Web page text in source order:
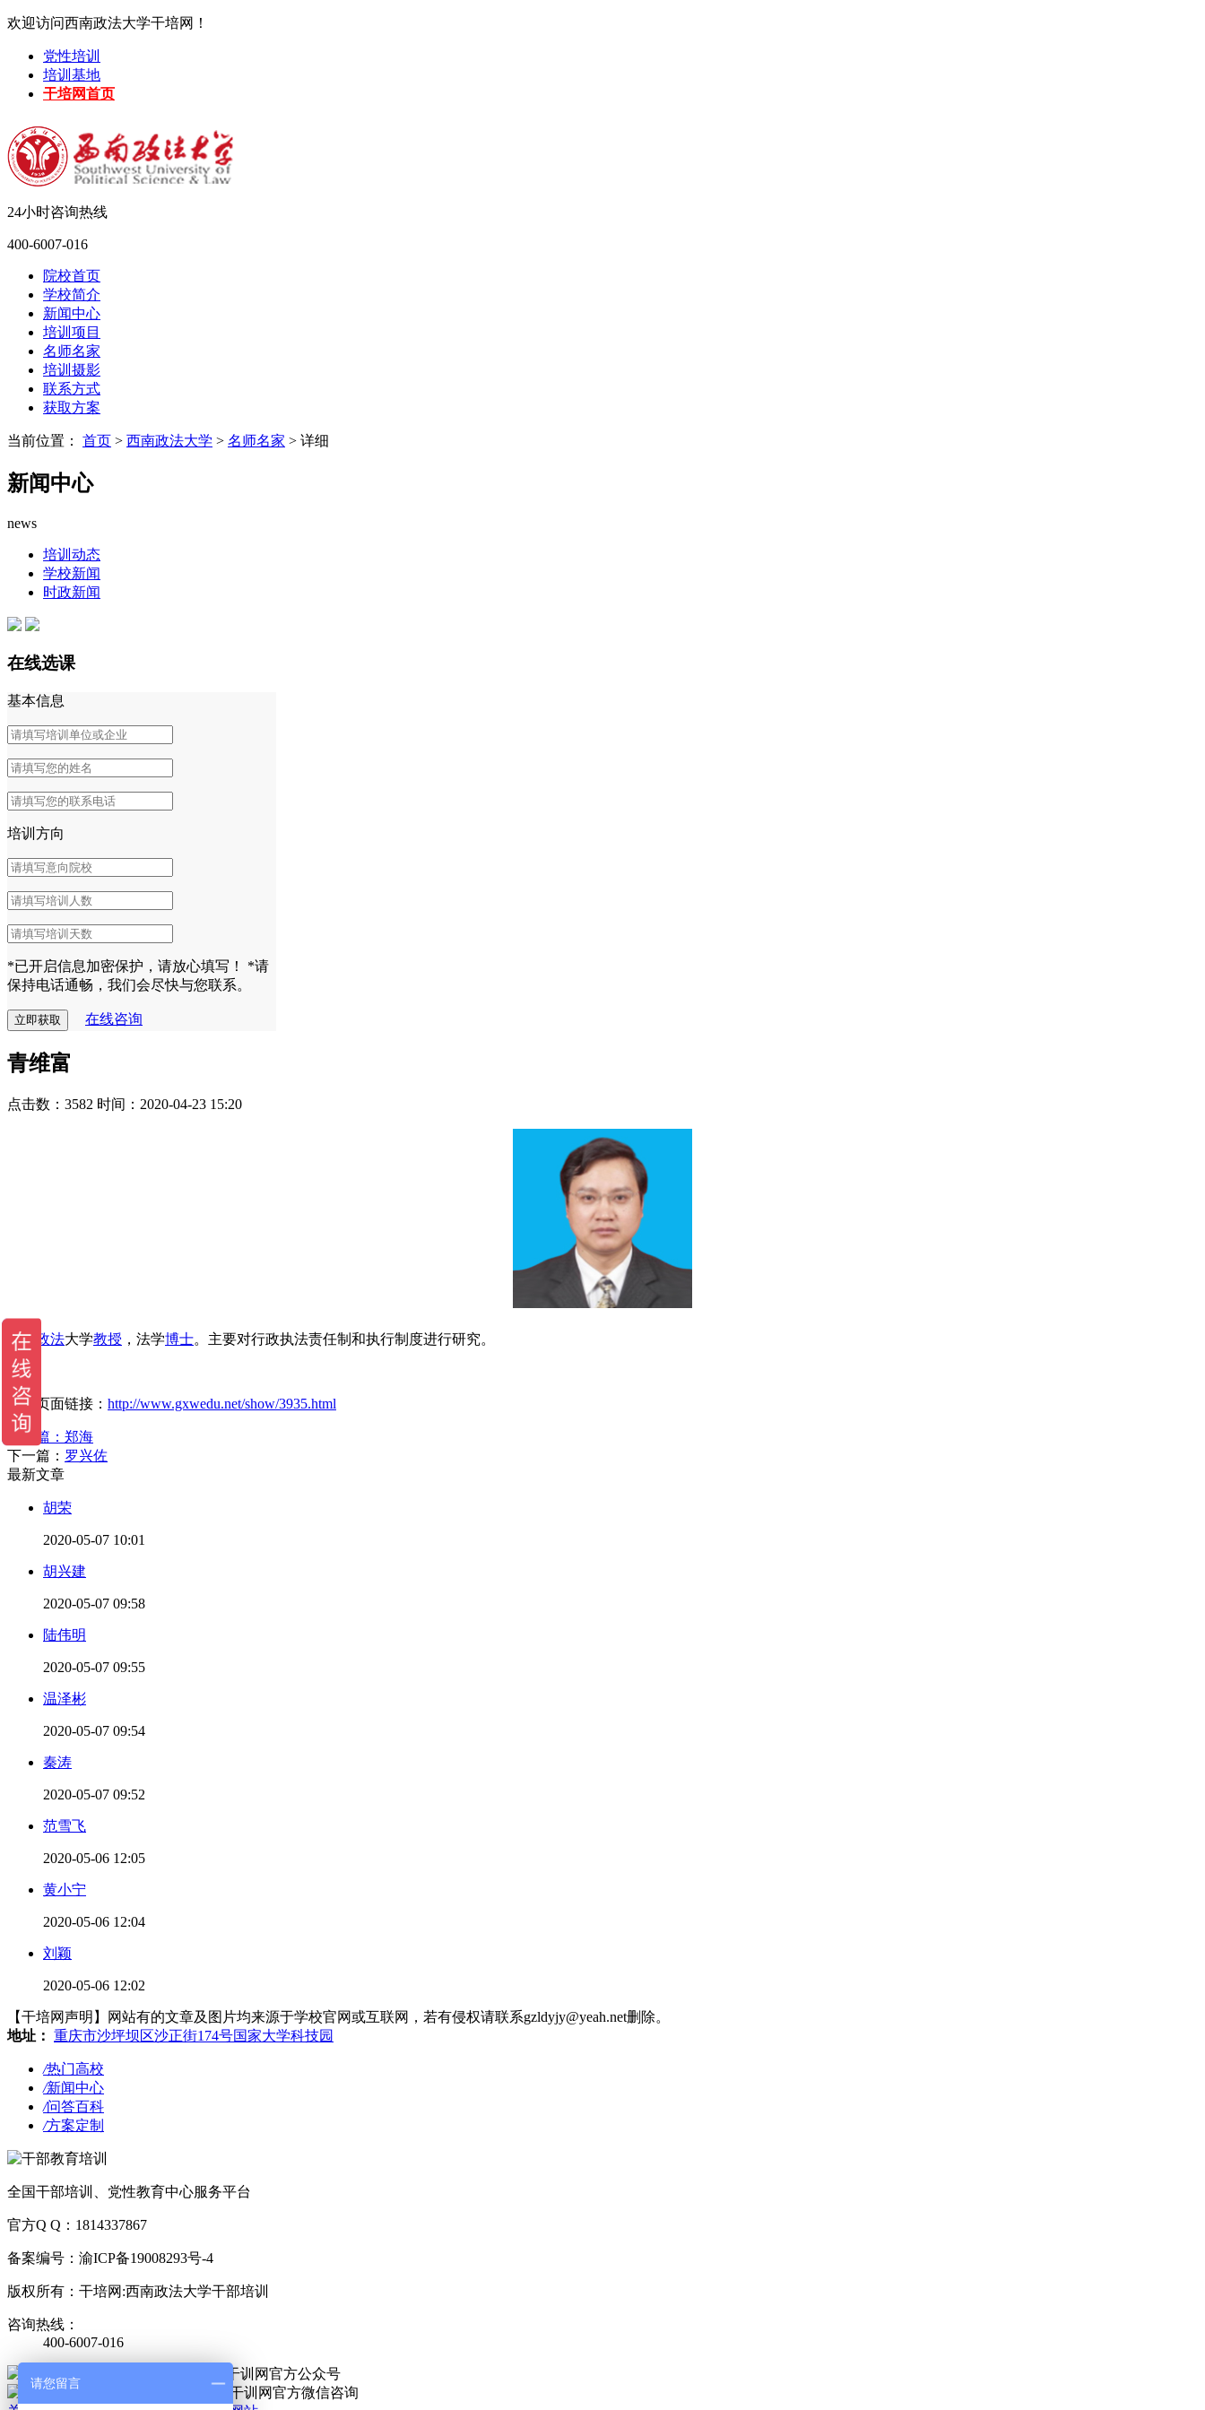
欢迎访问西南政法大学干培网！
党性培训
培训基地
干培网首页
24小时咨询热线
400-6007-016
院校首页
学校简介
新闻中心
培训项目
名师名家
培训摄影
联系方式
获取方案
当前位置： 首页 > 西南政法大学 > 名师名家 > 详细
新闻中心
news
培训动态
学校新闻
时政新闻
在线选课
基本信息
培训方向
*已开启信息加密保护，请放心填写！
*请
保持电话通畅，我们会尽快与您联系。
在线咨询
青维富
点击数：3582 时间：2020-04-23 15:20
西南 政法大学教授 ，法学博士。主要对行政执法责任制和执行制度进行研究。
当前页面链接： http://www.gxwedu.net/show/3935.html
上一篇： 郑海
下一篇： 罗兴佐
最新文章
胡荣
2020-05-07 10:01
胡兴建
2020-05-07 09:58
陆伟明
2020-05-07 09:55
温泽彬
2020-05-07 09:54
秦涛
2020-05-07 09:52
范雪飞
2020-05-06 12:05
黄小宁
2020-05-06 12:04
刘颖
2020-05-06 12:02
【干培网声明】网站有的文章及图片均来源于学校官网或互联网，若有侵权请联系gzldyjy@yeah.net删除。
地址： 重庆市沙坪坝区沙正街174号国家大学科技园
/热门高校
/新闻中心
/问答百科
/方案定制
全国干部培训、党性教育中心服务平台
官方Q Q：1814337867
备案编号：渝ICP备19008293号-4
版权所有：干培网:西南政法大学干部培训
咨询热线：
400-6007-016
请您留言